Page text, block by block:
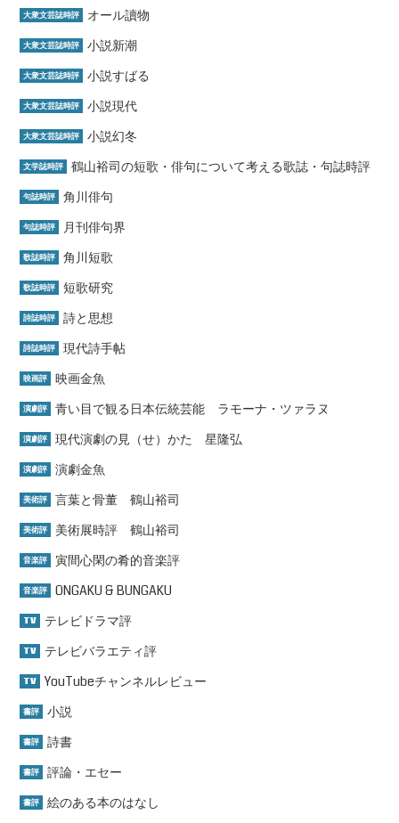
大衆文芸誌時評 オール讀物
大衆文芸誌時評 小説新潮
大衆文芸誌時評 小説すばる
大衆文芸誌時評 小説現代
大衆文芸誌時評 小説幻冬
文学誌時評 鶴山裕司の短歌・俳句について考える歌誌・句誌時評
句誌時評 角川俳句
句誌時評 月刊俳句界
歌誌時評 角川短歌
歌誌時評 短歌研究
詩誌時評 詩と思想
詩誌時評 現代詩手帖
映画評 映画金魚
演劇評 青い目で観る日本伝統芸能 ラモーナ・ツァラヌ
演劇評 現代演劇の見（せ）かた 星隆弘
演劇評 演劇金魚
美術評 言葉と骨董 鶴山裕司
美術評 美術展時評 鶴山裕司
音楽評 寅間心閑の肴的音楽評
音楽評 ONGAKU & BUNGAKU
TV テレビドラマ評
TV テレビバラエティ評
TV YouTubeチャンネルレビュー
書評 小説
書評 詩書
書評 評論・エセー
書評 絵のある本のはなし